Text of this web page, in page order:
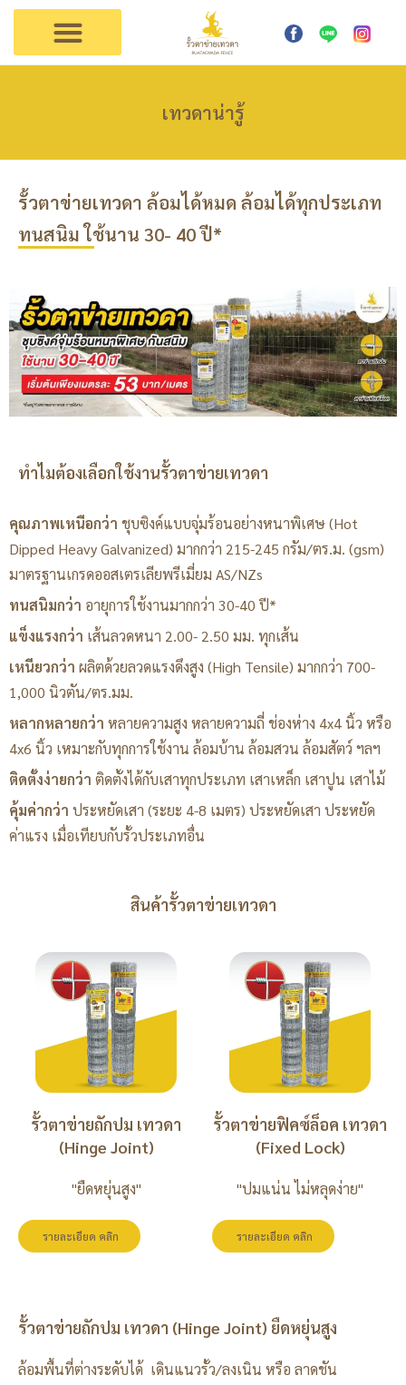
เทวดาน่ารู้
รั้วตาข่ายเทวดา ล้อมได้หมด ล้อมได้ทุกประเภท
ทนสนิม ใช้นาน 30- 40 ปี*
ทำไมต้องเลือกใช้งานรั้วตาข่ายเทวดา
คุณภาพเหนือกว่า ชุบซิงค์แบบจุ่มร้อนอย่างหนาพิเศษ (Hot
Dipped Heavy Galvanized) มากกว่า 215-245 กรัม/ตร.ม. (gsm)
มาตรฐานเกรดออสเตรเลียพรีเมี่ยม AS/NZs
ทนสนิมกว่า อายุการใช้งานมากกว่า 30-40 ปี*
แข็งแรงกว่า เส้นลวดหนา 2.00- 2.50 มม. ทุกเส้น
เหนียวกว่า ผลิตด้วยลวดแรงดึงสูง (High Tensile) มากกว่า 700-
1,000 นิวตัน/ตร.มม.
หลากหลายกว่า หลายความสูง หลายความถี่ ช่องห่าง 4x4 นิ้ว หรือ
4x6 นิ้ว เหมาะกับทุกการใช้งาน ล้อมบ้าน ล้อมสวน ล้อมสัตว์ ฯลฯ
ติดตั้งง่ายกว่า ติดตั้งได้กับเสาทุกประเภท เสาเหล็ก เสาปูน เสาไม้
คุ้มค่ากว่า ประหยัดเสา (ระยะ 4-8 เมตร) ประหยัดเสา ประหยัด
ค่าแรง เมื่อเทียบกับรั้วประเภทอื่น
สินค้ารั้วตาข่ายเทวดา
รั้วตาข่ายถักปม เทวดา
(Hinge Joint)
"ยืดหยุ่นสูง"
รายละเอียด คลิก
รั้วตาข่ายฟิคซ์ล็อค เทวดา
(Fixed Lock)
"ปมแน่น ไม่หลุดง่าย"
รายละเอียด คลิก
รั้วตาข่ายถักปม เทวดา (Hinge Joint) ยืดหยุ่นสูง
ล้อมพื้นที่ต่างระดับได้ เดินแนวรั้ว/ลงเนิน หรือ ลาดชัน